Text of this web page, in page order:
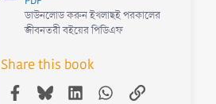
ডাউনলোড করুন ইখলাছই পরকালের
জীবনতরী বইয়ের পিডিএফ
Share this book
Facebook
BlueskyLinkedInWhatsApp
Link